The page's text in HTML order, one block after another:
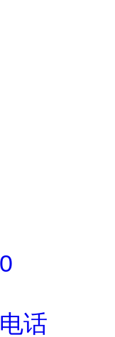
话